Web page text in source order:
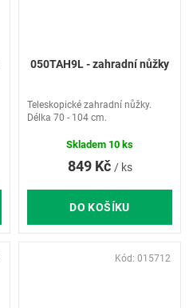
050TAH9L - zahradní nůžky
849 Kč / ks
DO KOŠÍKU
Teleskopické zahradní nůžky.
Délka 70 - 104 cm.
Skladem 10 ks
Kód: 015712